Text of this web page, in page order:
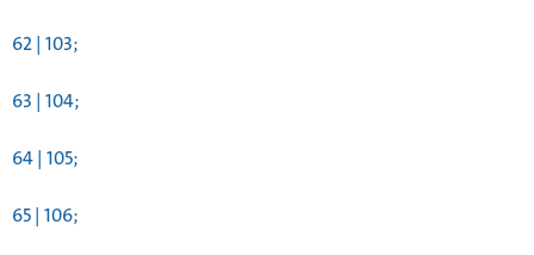
62 | 103;
63 | 104;
64 | 105;
65 | 106;